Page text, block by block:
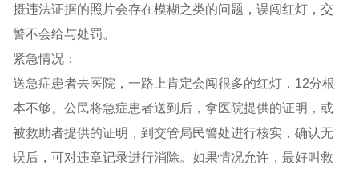
摄违法证据的照片会存在模糊之类的问题，误闯红灯，交
警不会给与处罚。
紧急情况：
送急症患者去医院，一路上肯定会闯很多的红灯，12分根
本不够。公民将急症患者送到后，拿医院提供的证明，或
被救助者提供的证明，到交管局民警处进行核实，确认无
误后，可对违章记录进行消除。如果情况允许，最好叫救